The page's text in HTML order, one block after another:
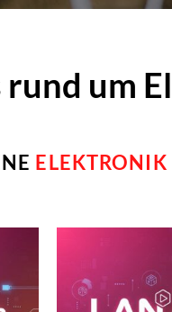
um
ELEKTRONIK